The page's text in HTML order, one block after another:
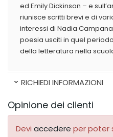
ed Emily Dickinson – e
riunisce scritti brevi e di
interessi di Nadia
poesia usciti in quel
della letteratura nella
RICHIEDI INFORMAZIONI
Opinione dei clienti
Devi accedere per poter